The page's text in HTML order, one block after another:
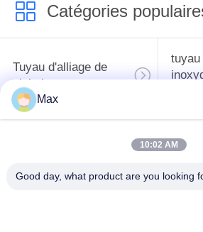
Catégories
Tuyau d'alliage de
nickel
tuyau
Max
10:02 AM
Good day, what product are you looking